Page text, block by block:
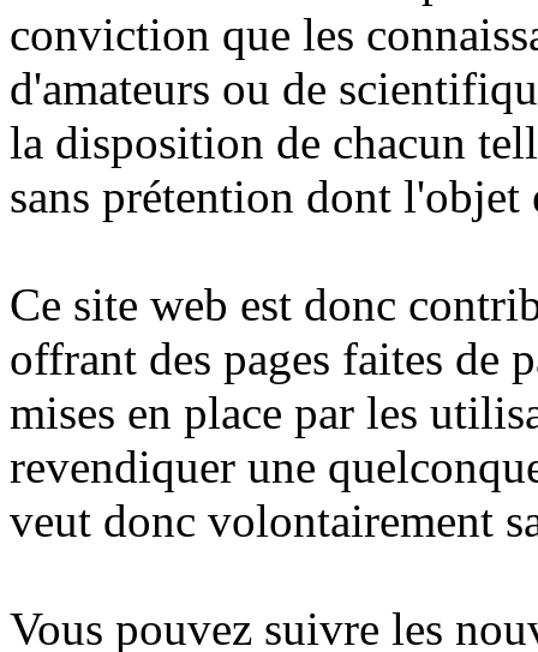
conviction que les
d'amateurs ou de
la disposition de chacun
sans prétention dont l'objet
Ce site web est donc
offrant des pages faites de
mises en place par les
revendiquer une
veut donc volontairement
Vous pouvez suivre les